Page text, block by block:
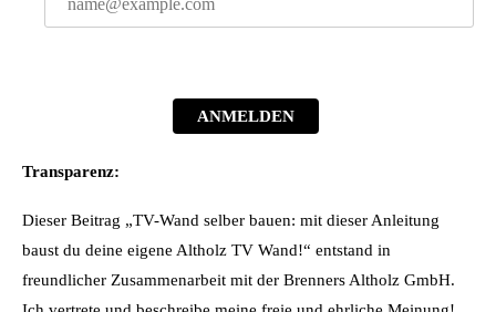
ANMELDEN
Transparenz:
Dieser Beitrag „TV-Wand selber bauen: mit dieser Anleitung
baust du deine eigene Altholz TV Wand!“ entstand in
freundlicher Zusammenarbeit mit der Brenners Altholz GmbH.